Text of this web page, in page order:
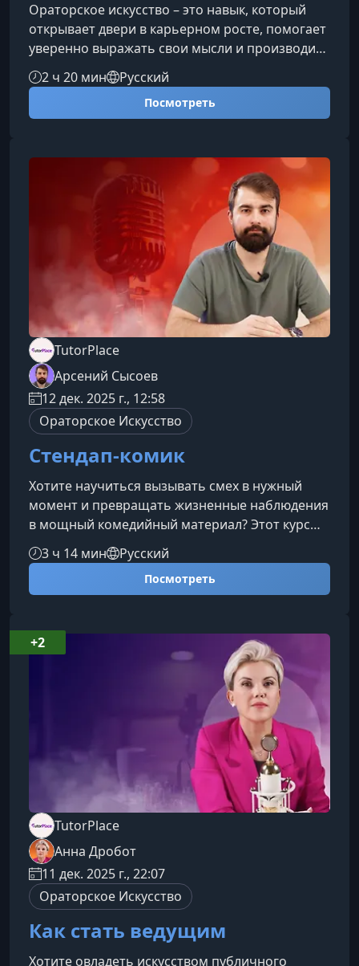
Ораторское искусство – это навык, который
открывает двери в карьерном росте, помогает
уверенно выражать свои мысли и производить
впечатление в любой ситуации. На курсе вы
научитесь выступать перед аудиторией без
страха, структурировать речь и управлять
волнения. Структурировать выступления и
доносить мысль чётко. Использовать голос,
темп и интонации для усиле
2 ч 20 мин Русский
Посмотреть
TutorPlace
Арсений Сысоев
12 дек. 2025 г., 12:58
Ораторское Искусство
Стендап-комик
Хотите научиться вызывать смех в нужный
момент и превращать жизненные наблюдения
в мощный комедийный материал? Этот курс
поможет вам освоить структурирование
шуток, работу с ритмом, образом и подачей,
чтобы ваши выступления были яркими,
курсеПрограмма подходит начинающим
стендап-комикам и всем, кто хочет развить
чувство юмора, постановку речи и навыки
публичных выступлений. Вы научит
3 ч 14 мин Русский
Посмотреть
TutorPlace
Анна Дробот
11 дек. 2025 г., 22:07
Ораторское Искусство
Как стать ведущим
Хотите овладеть искусством публичного
+2